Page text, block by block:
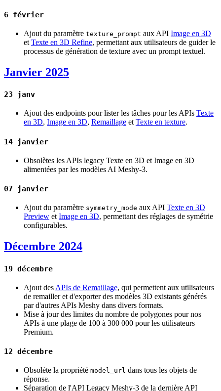
6 février
Ajout du paramètre texture_prompt aux API Image en 3D
et Texte en 3D Refine, permettant aux utilisateurs de guider le
processus de génération de texture avec un prompt textuel.
Janvier 2025
23 janv
Ajout des endpoints pour lister les tâches pour les APIs Texte
en 3D, Image en 3D, Remaillage et Texte en texture.
14 janvier
Obsolètes les APIs legacy Texte en 3D et Image en 3D
alimentées par les modèles AI Meshy-3.
07 janvier
Ajout du paramètre symmetry_mode aux API Texte en 3D
Preview et Image en 3D, permettant des réglages de symétrie
configurables.
Décembre 2024
19 décembre
Ajout des APIs de Remaillage, qui permettent aux utilisateurs
de remailler et d'exporter des modèles 3D existants générés
par d'autres APIs Meshy dans divers formats.
Mise à jour des limites du nombre de polygones pour nos
APIs à une plage de 100 à 300 000 pour les utilisateurs
Premium.
12 décembre
Obsolète la propriété model_url dans tous les objets de
réponse.
Séparation de l'API Legacy Meshy-3 de la dernière API